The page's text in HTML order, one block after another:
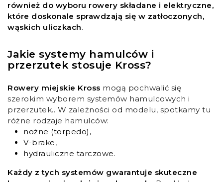
również do wyboru rowery składane i elektryczne,
które doskonale sprawdzają się w zatłoczonych,
wąskich uliczkach.
Jakie systemy hamulców i
przerzutek stosuje Kross?
Rowery miejskie Kross mogą pochwalić się
szerokim wyborem systemów hamulcowych i
przerzutek.. W zależności od modelu, spotkamy tu
różne rodzaje hamulców:
nożne (torpedo),
V-brake,
hydrauliczne tarczowe.
Każdy z tych systemów gwarantuje skuteczne